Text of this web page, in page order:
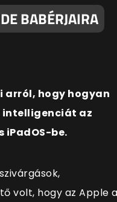
BABÉRJAIRA
arról, hogy hogyan
intelligenciát az
iPadOS-be.
volt, hogy az Apple